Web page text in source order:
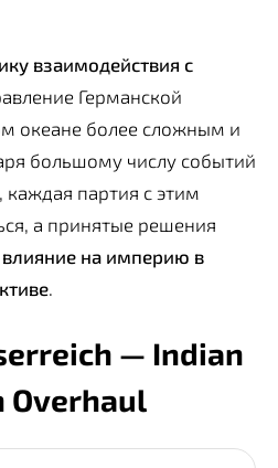
взаимодействия с
Германской
океане более сложным и
большому числу событий
каждая партия с этим
а принятые решения
влияние на империю в
— Indian
Overhaul